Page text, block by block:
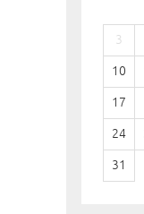
3
10
17
24
31